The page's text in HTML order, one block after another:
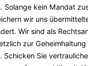
Solange kein Mandat
wir uns
Wir sind als
zur Geheimhaltung
Schicken Sie